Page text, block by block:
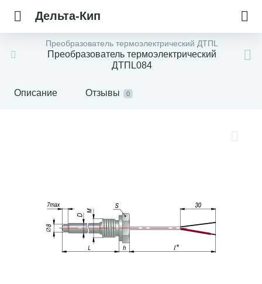
Дельта-Кип
Преобразователь термоэлектрический ДТПL
Преобразователь термоэлектрический
ДТПL084
Описание Отзывы 0